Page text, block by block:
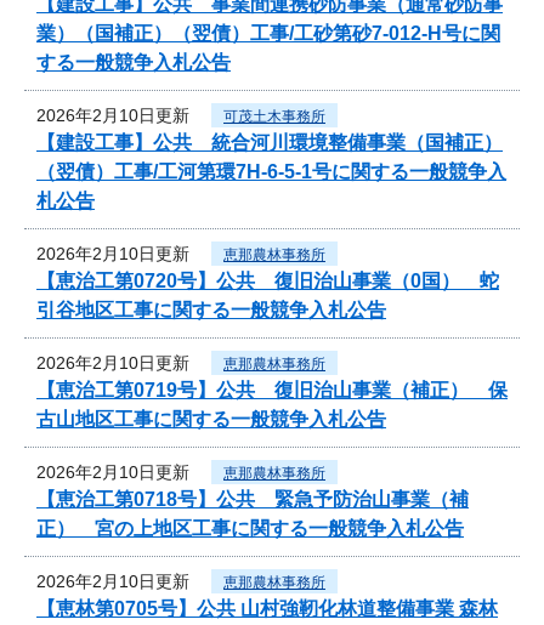
業）（国補正）（翌債）工事/工砂第砂7-012‐H号に関
する一般競争入札公告
2026年2月10日更新 可茂土木事務所
【建設工事】公共 統合河川環境整備事業（国補正）
（翌債）工事/工河第環7H-6-5-1号に関する一般競争入
札公告
2026年2月10日更新 恵那農林事務所
【恵治工第0720号】公共 復旧治山事業（0国） 蛇
引谷地区工事に関する一般競争入札公告
2026年2月10日更新 恵那農林事務所
【恵治工第0719号】公共 復旧治山事業（補正） 保
古山地区工事に関する一般競争入札公告
2026年2月10日更新 恵那農林事務所
【恵治工第0718号】公共 緊急予防治山事業（補
正） 宮の上地区工事に関する一般競争入札公告
2026年2月10日更新 恵那農林事務所
【恵林第0705号】公共 山村強靭化林道整備事業 森林